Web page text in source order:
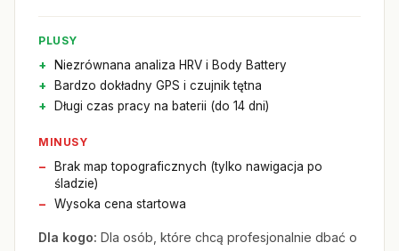
PLUSY
Niezrównana analiza HRV i Body Battery
Bardzo dokładny GPS i czujnik tętna
Długi czas pracy na baterii (do 14 dni)
MINUSY
Brak map topograficznych (tylko nawigacja po
śladzie)
Wysoka cena startowa
Dla kogo: Dla osób, które chcą profesjonalnie dbać o